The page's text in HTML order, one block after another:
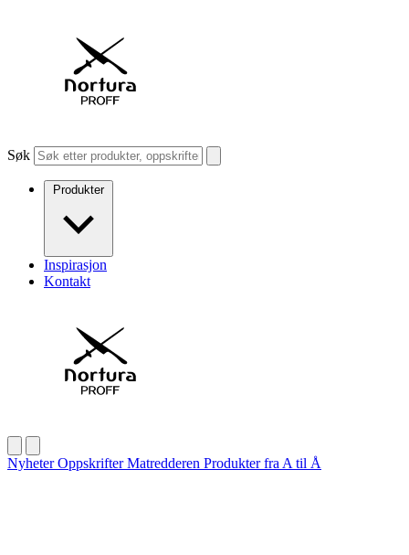
Søk
Produkter
Inspirasjon
Kontakt
NyheterOppskrifterMatredderen Produkter fra A til Å